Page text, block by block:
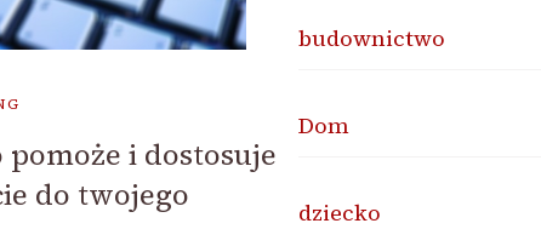
pomoże i dostosuje
do twojego
budownictwo
Dom
dziecko